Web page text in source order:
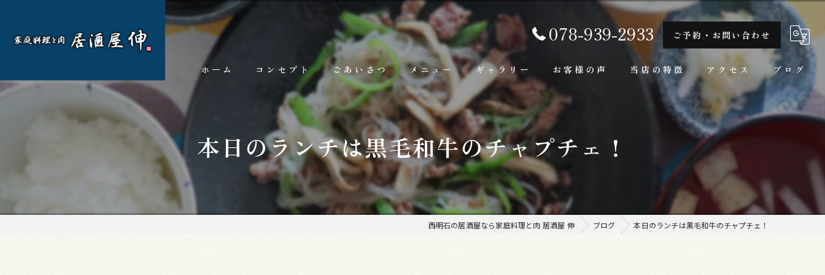
078-939-2933 ご予約・お問い合わせ
ホーム コンセプト ごあいさつ メニュー
ランチ
お料理
お飲み物
ギャラリー お客様の声 当店の特徴
隠れ家
ランチ
家庭料理
アクセス ブログ
本日のランチは黒毛和牛のチャプチェ！
西明石の居酒屋なら家庭料理と肉 居酒屋 伸 ブログ 本日のランチは黒毛和牛のチャプチェ！